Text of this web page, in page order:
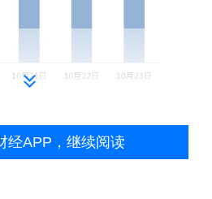
经APP，继续阅读